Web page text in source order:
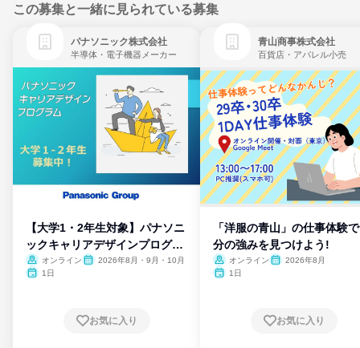
この募集と一緒に見られている募集
パナソニック株式会社
半導体・電子機器メーカー
【大学1・2年生対象】パナソニ
ックキャリアデザインプログラ
ム
オンライン
2026年8月・9月・10月
1日
お気に入り
青山商事株式会社
百貨店・アパレル小売
「洋服の青山」の仕事体験
分の強みを見つけよう!
オンライン
2026年8月
1日
お気に入り